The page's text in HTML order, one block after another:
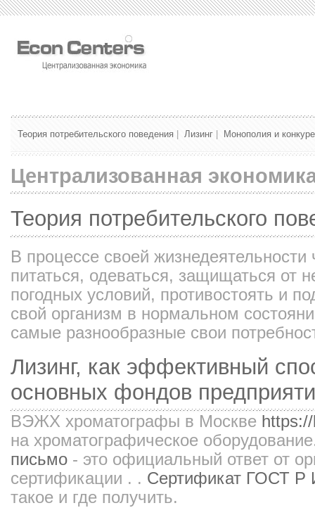
Теория потребительского поведения Лизинг Монополия и
Централизованная
Теория потребительского
В процессе своей
питаться, одеваться, защищаться от
погодных условий, противостоять и
свой организм в нормальном
самые разнообразные свои
Лизинг, как эффективный
основных фондов
ВЭЖХ хроматографы в Москве
на хроматографическое
письмо - это официальный ответ от
сертификации . . Сертификат ГОСТ Р
такое и где получить.